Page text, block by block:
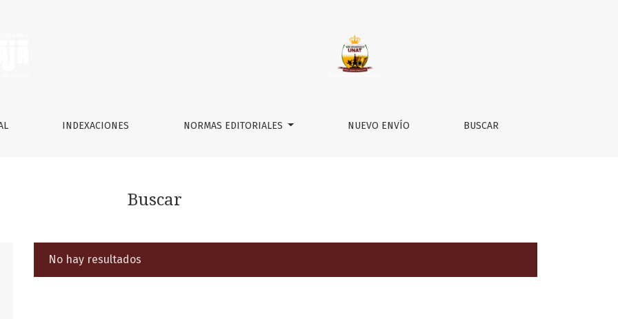
INDEXACIONES NORMAS EDITORIALES NUEVO ENVÍO BUSCAR
Buscar
No hay resultados